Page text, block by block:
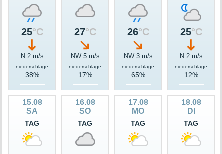
25°C
N 2 m/s
niederschläge
38%
27°C
NW 5 m/s
niederschläge
17%
26°C
NW 3 m/s
niederschläge
65%
25°C
N 2 m/s
niederschläge
12%
15.08
SA
TAG
16.08
SO
TAG
17.08
MO
TAG
18.08
DI
TAG